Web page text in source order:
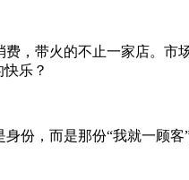
费，带火的不止一家店。
乐？
份，而是那份“我就一顾